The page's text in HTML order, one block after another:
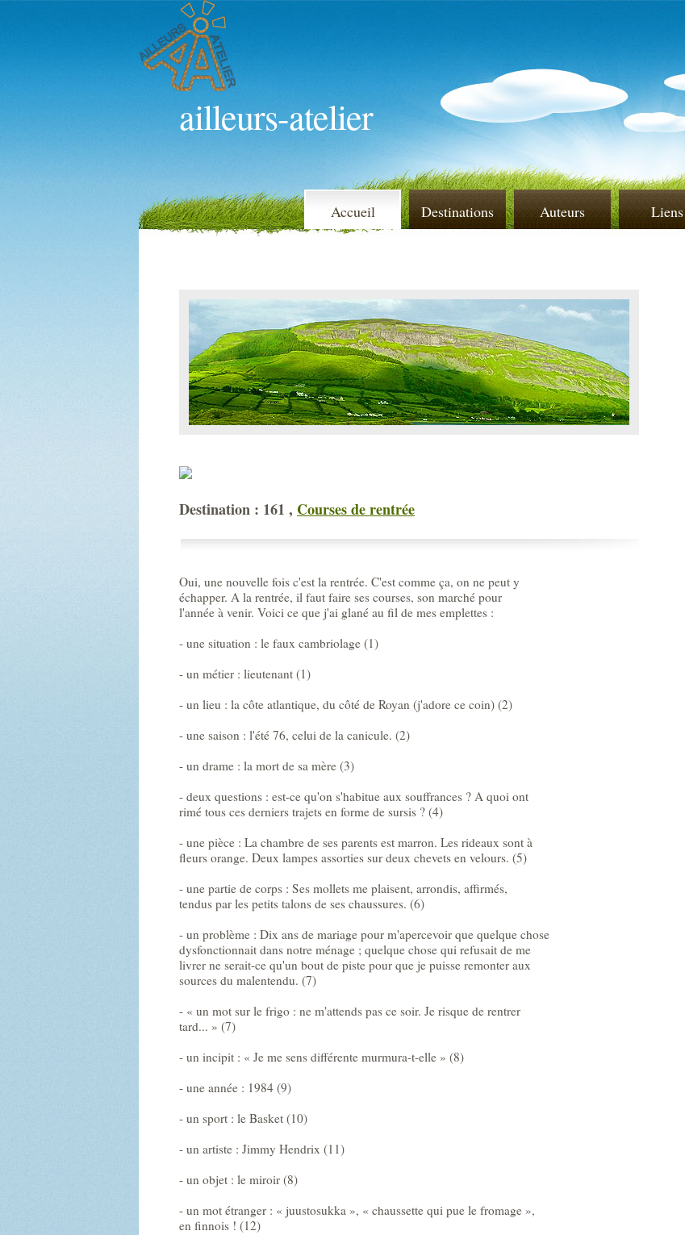
ailleurs-atelier
Accueil Destinations Auteurs Liens
Destination : 161 , Courses de rentrée
Oui, une nouvelle fois c'est la rentrée. C'est comme ça, on ne peut y
échapper. A la rentrée, il faut faire ses courses, son marché pour
l'année à venir. Voici ce que j'ai glané au fil de mes emplettes :
- une situation : le faux cambriolage (1)
- un métier : lieutenant (1)
- un lieu : la côte atlantique, du côté de Royan (j'adore ce coin) (2)
- une saison : l'été 76, celui de la canicule. (2)
- un drame : la mort de sa mère (3)
- deux questions : est-ce qu'on s'habitue aux souffrances ? A quoi ont
rimé tous ces derniers trajets en forme de sursis ? (4)
- une pièce : La chambre de ses parents est marron. Les rideaux sont à
fleurs orange. Deux lampes assorties sur deux chevets en velours. (5)
- une partie de corps : Ses mollets me plaisent, arrondis, affirmés,
tendus par les petits talons de ses chaussures. (6)
- un problème : Dix ans de mariage pour m'apercevoir que quelque chose
dysfonctionnait dans notre ménage ; quelque chose qui refusait de me
livrer ne serait-ce qu'un bout de piste pour que je puisse remonter aux
sources du malentendu. (7)
- « un mot sur le frigo : ne m'attends pas ce soir. Je risque de rentrer
tard... » (7)
- un incipit : « Je me sens différente murmura-t-elle » (8)
- une année : 1984 (9)
- un sport : le Basket (10)
- un artiste : Jimmy Hendrix (11)
- un objet : le miroir (8)
- un mot étranger : « juustosukka », « chaussette qui pue le fromage »,
en finnois ! (12)